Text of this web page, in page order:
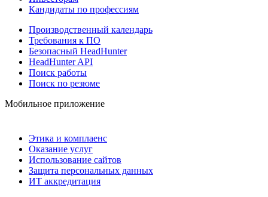
Кандидаты по профессиям
Производственный календарь
Требования к ПО
Безопасный HeadHunter
HeadHunter API
Поиск работы
Поиск по резюме
Мобильное приложение
Этика и комплаенс
Оказание услуг
Использование сайтов
Защита персональных данных
ИТ аккредитация